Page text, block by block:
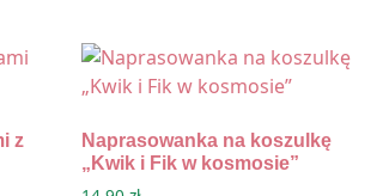
z
Naprasowanka na koszulkę
„Kwik i Fik w kosmosie”